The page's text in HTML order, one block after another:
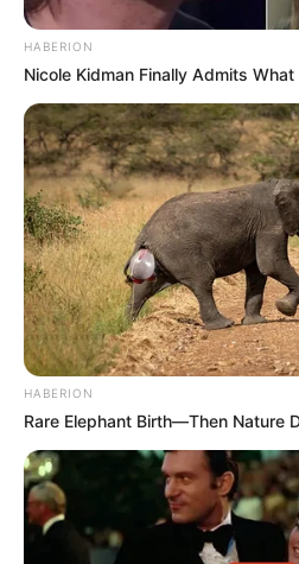
8. Siapa yang bisa menebak
ide untuk membuat bandara,
sumber inspirasinya
HABERION
Nicole Kidman Finally Admits
HABERION
Rare Elephant Birth—Then Nature